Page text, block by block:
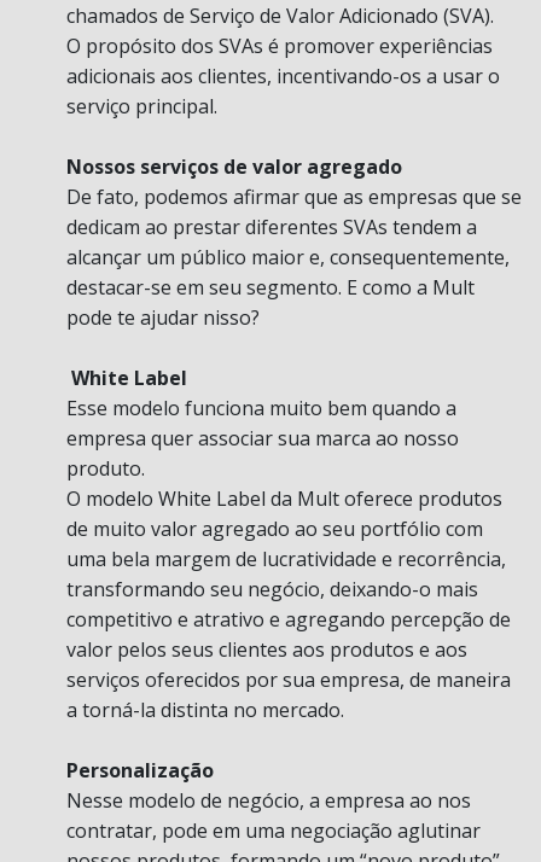
chamados de Serviço de Valor Adicionado (SVA).
O propósito dos SVAs é promover experiências
adicionais aos clientes, incentivando-os a usar o
serviço principal.
Nossos serviços de valor agregado
De fato, podemos afirmar que as empresas que se
dedicam ao prestar diferentes SVAs tendem a
alcançar um público maior e, consequentemente,
destacar-se em seu segmento. E como a Mult
pode te ajudar nisso?
White Label
Esse modelo funciona muito bem quando a
empresa quer associar sua marca ao nosso
produto.
O modelo White Label da Mult oferece produtos
de muito valor agregado ao seu portfólio com
uma bela margem de lucratividade e recorrência,
transformando seu negócio, deixando-o mais
competitivo e atrativo e agregando percepção de
valor pelos seus clientes aos produtos e aos
serviços oferecidos por sua empresa, de maneira
a torná-la distinta no mercado.
Personalização
Nesse modelo de negócio, a empresa ao nos
contratar, pode em uma negociação aglutinar